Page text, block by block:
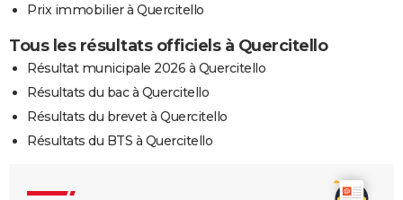
Prix immobilier à Quercitello
Tous les résultats officiels à Quercitello
Résultat municipale 2026 à Quercitello
Résultats du bac à Quercitello
Résultats du brevet à Quercitello
Résultats du BTS à Quercitello